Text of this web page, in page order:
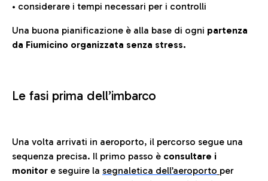
• considerare i tempi necessari per i controlli
Una buona pianificazione è alla base di ogni partenza
da Fiumicino organizzata senza stress.
Le fasi prima dell’imbarco
Una volta arrivati in aeroporto, il percorso segue una
sequenza precisa. Il primo passo è consultare i
monitor e seguire la segnaletica dell’aeroporto per